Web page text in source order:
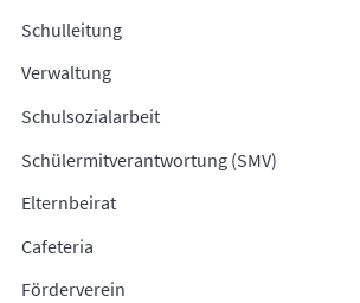
Schulleitung
Verwaltung
Schulsozialarbeit
Schülermitverantwortung (SMV)
Elternbeirat
Cafeteria
Förderverein